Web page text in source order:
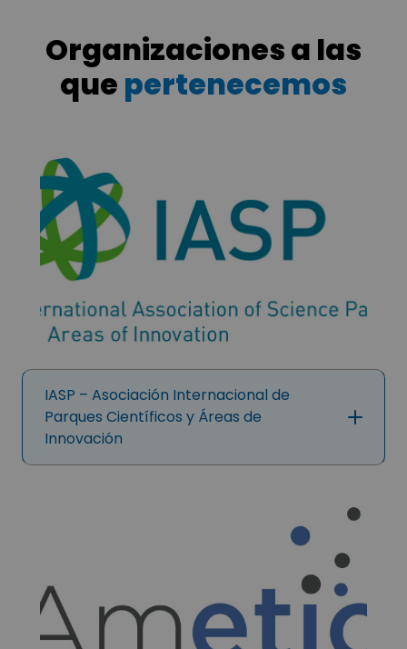
Organizaciones a las
que pertenecemos
IASP – Asociación Internacional de
Parques Científicos y Áreas de
Innovación